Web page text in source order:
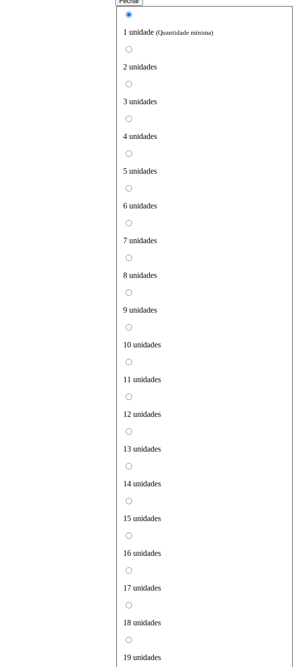
1 unidade (Quantidade mínima)
2 unidades
3 unidades
4 unidades
5 unidades
6 unidades
7 unidades
8 unidades
9 unidades
10 unidades
11 unidades
12 unidades
13 unidades
14 unidades
15 unidades
16 unidades
17 unidades
18 unidades
19 unidades